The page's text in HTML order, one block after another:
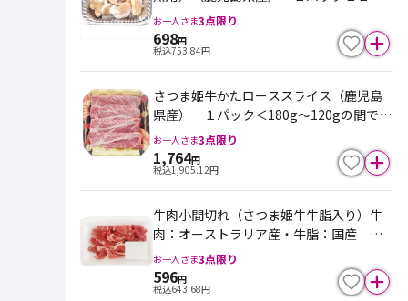
ｇ
お一人さま3点限り
698円
税込753.84円
さつま姫牛かたローススライス（鹿児島
県産） １パック＜180g～120gの間でお
届け＞100ｇ当り980円 ※最終売価は10
0ｇ単価×重量となります
お一人さま3点限り
1,764円
税込1,905.12円
牛肉小間切れ（さつま姫牛牛脂入り）牛
肉：オーストラリア産・牛脂：国産 １
パック＜200g～120gの間でお届け＞100
ｇ当り298円 ※最終売価は100ｇ単価×
重量となります
お一人さま3点限り
596円
税込643.68円